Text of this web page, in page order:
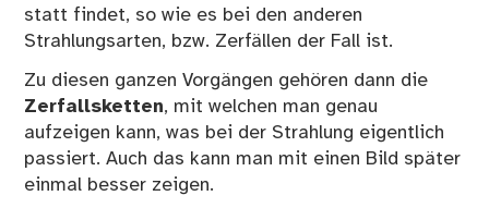
statt findet, so wie es bei den anderen
Strahlungsarten, bzw. Zerfällen der Fall ist.
Zu diesen ganzen Vorgängen gehören dann die
Zerfallsketten, mit welchen man genau
aufzeigen kann, was bei der Strahlung eigentlich
passiert. Auch das kann man mit einen Bild später
einmal besser zeigen.